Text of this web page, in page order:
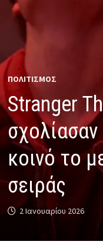
ΠΟΛΙΤΙΣΜΟΣ
Stranger
σχολίασαν
κοινό το
σειράς
2 Ιανουαρίου 2026